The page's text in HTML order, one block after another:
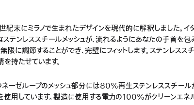
紀末にミラノで生まれたデザインを現代的に解釈しました。
ステンレススチールメッシュが、流れるようにあなたの手首を
無限に調節することができ、完璧にフィットします。ステンレス
を持たせています。
ネーゼループのメッシュ部分には80%再生ステンレススチー
使用しています。製造に使用する電力の100%がクリーンエネ